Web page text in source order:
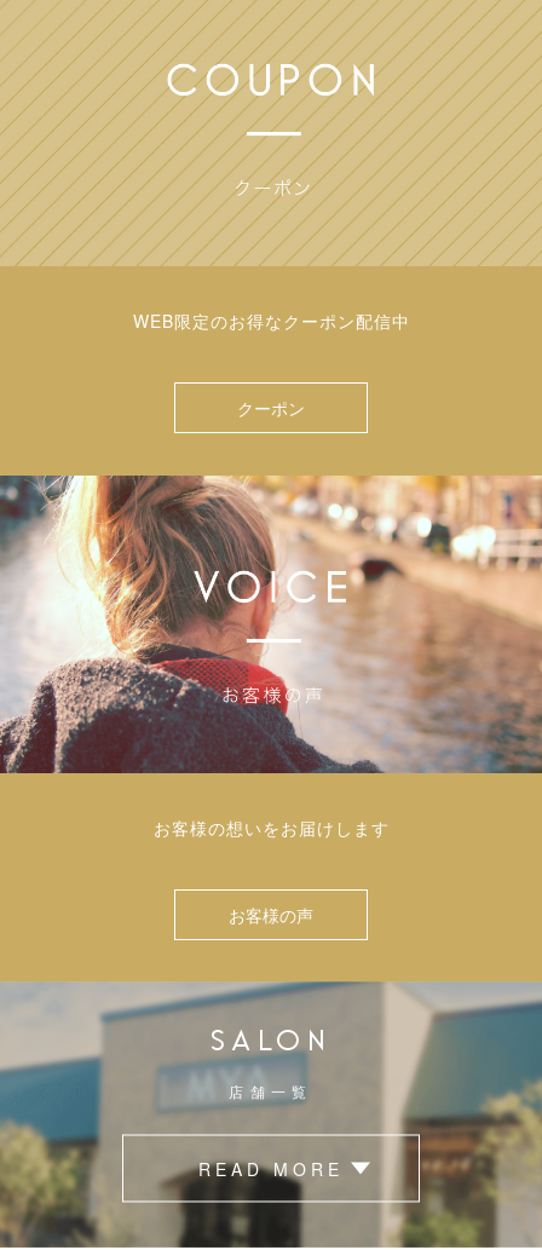
WEB限定のお得なクーポン配信中
クーポン
お客様の想いをお届けします
お客様の声
SALON
店舗一覧
READ MORE